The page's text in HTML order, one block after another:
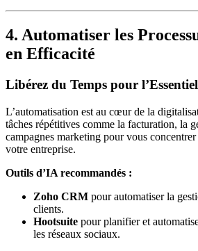
4. Automatiser les
en Efficacité
Libérez du Temps pour l’Essentiel
L’automatisation est au cœur de la
tâches répétitives comme la facturation, la
campagnes marketing pour vous
votre entreprise.
Outils d’IA recommandés :
Zoho CRM pour automatiser la
clients.
Hootsuite pour planifier et
les réseaux sociaux.